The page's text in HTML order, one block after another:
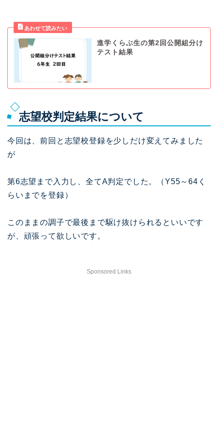
進学くらぶ生の第2回公開組分け
テスト結果
志望校判定結果について
今回は、前回と志望校登録を少しだけ変えてみました
が
第6志望まで入力し、全てA判定でした。（Y55～64く
らいまでを登録）
このままの調子で最後まで駆け抜けられるといいです
が、頑張って欲しいです。
Sponsored Links